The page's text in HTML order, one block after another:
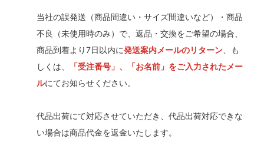
当社の誤発送（商品間違い・サイズ間違いなど）・商品
不良（未使用時のみ）で、返品・交換をご希望の場合、
商品到着より7日以内に発送案内メールのリターン、も
しくは、
「受注番号」、「お名前」をご入力されたメー
ルにてお知らせください。
代品出荷にて対応させていただき、代品出荷対応できな
い場合は商品代金を返金いたします。